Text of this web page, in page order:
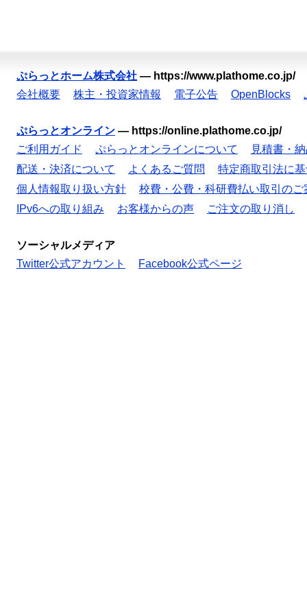
ぷらっとホーム株式会社 — https://www.plathome.co.jp/
会社概要
株主・投資家情報 電子公告 OpenBlocks
ぷらっとオンライン — https://online.plathome.co.jp/
ご利用ガイド
ぷらっとオンラインについて
見積書・
配送・決済について
よくあるご質問
特定商取引法に
個人情報取り扱い方針
校費・公費・科研費払い取引のご
IPv6への取り組み
お客様からの声 ご注文の取り消し
ソーシャルメディア
Twitter公式アカウント
Facebook公式ページ